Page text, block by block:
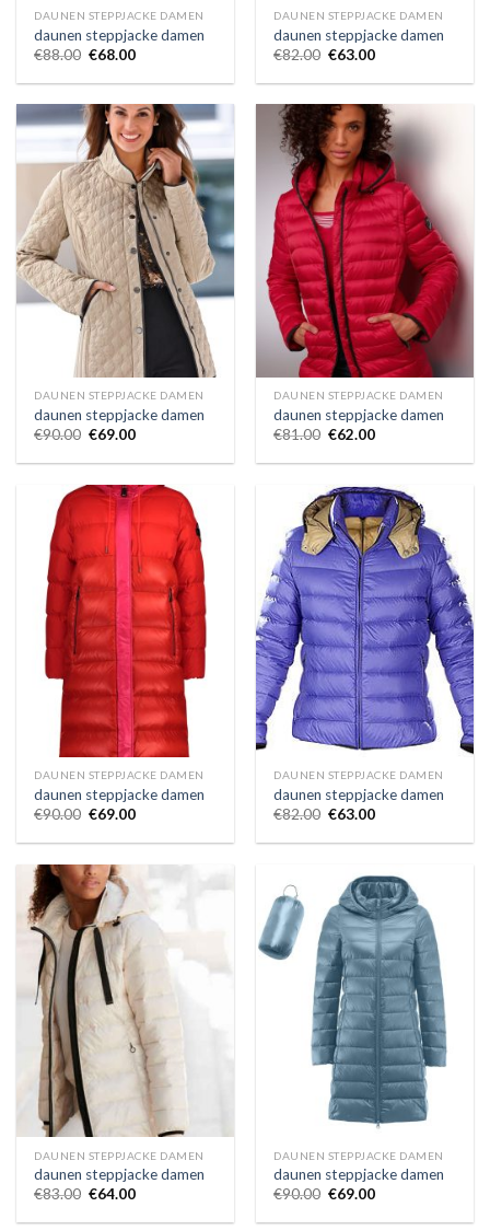
DAUNEN STEPPJACKE DAMEN
daunen steppjacke damen
€88.00 €68.00
DAUNEN STEPPJACKE DAMEN
daunen steppjacke damen
€82.00 €63.00
DAUNEN STEPPJACKE DAMEN
daunen steppjacke damen
€90.00 €69.00
DAUNEN STEPPJACKE DAMEN
daunen steppjacke damen
€81.00 €62.00
DAUNEN STEPPJACKE DAMEN
daunen steppjacke damen
€90.00 €69.00
DAUNEN STEPPJACKE DAMEN
daunen steppjacke damen
€82.00 €63.00
DAUNEN STEPPJACKE DAMEN
daunen steppjacke damen
€83.00 €64.00
DAUNEN STEPPJACKE DAMEN
daunen steppjacke damen
€90.00 €69.00